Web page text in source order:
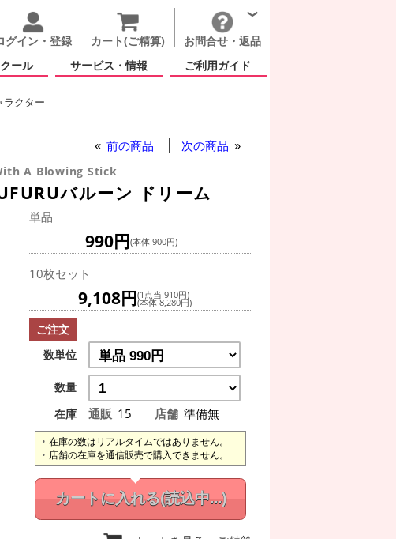
グイン・登録 カート(ご精算)
お問合せ・返品
ール サービス・情報 ご利用ガイド
ラクター
前の商品 次の商品
A Blowing Stick
バルーン ドリーム
単品
990円(本体 900円)
10枚セット
9,108円(1点当 910円)
(本体 8,280円)
ご注文
数単位
数量
在庫
通販 15 店舗 準備無
在庫の数はリアルタイムではありません。
店舗の在庫を通信販売で購入できません。
カートに入れる(読込中...)